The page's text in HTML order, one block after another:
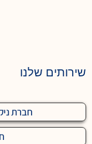
שירותים שלנו
חברת